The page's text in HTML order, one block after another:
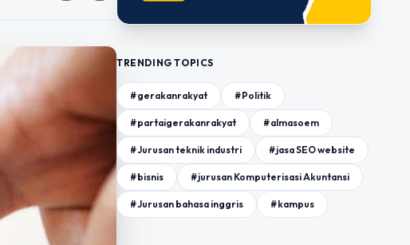
TRENDING TOPICS
#gerakanrakyat #Politik
#partaigerakanrakyat #almasoem
#Jurusan teknik industri #jasa SEO website
#bisnis #jurusan Komputerisasi Akuntansi
#Jurusan bahasa inggris #kampus